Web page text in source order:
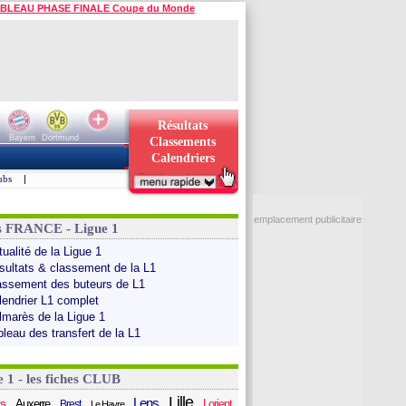
PHASE FINALE Coupe du Monde
Bayern Dortmund
Résultats
Classements
Calendriers
|
FRANCE - Ligue 1
de la Ligue 1
& classement de la L1
des buteurs de L1
L1 complet
de la Ligue 1
des transfert de la L1
1 - les fiches CLUB
Lens Lille
emplacement publicitaire